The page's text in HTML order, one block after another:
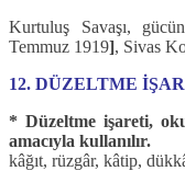
Kurtuluş Savaşı,
Temmuz 1919], Sivas
12. DÜZELTME
* Düzeltme işareti,
amacıyla kullanılır.
kâğıt, rüzgâr, kâtip,